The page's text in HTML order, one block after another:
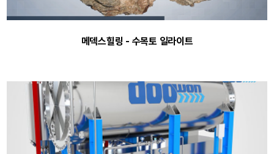
메덱스힐링 - 수목토 일라이트